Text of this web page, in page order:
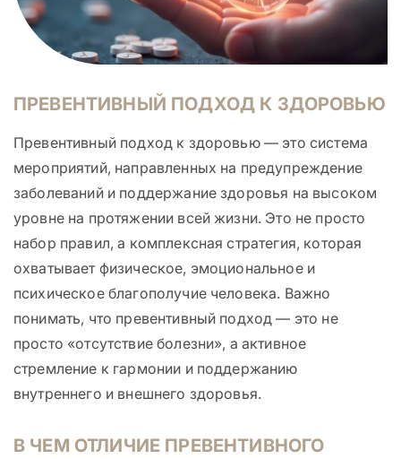
ПРЕВЕНТИВНЫЙ ПОДХОД К ЗДОРОВЬЮ
Превентивный подход к здоровью — это система
мероприятий, направленных на предупреждение
заболеваний и поддержание здоровья на высоком
уровне на протяжении всей жизни. Это не просто
набор правил, а комплексная стратегия, которая
охватывает физическое, эмоциональное и
психическое благополучие человека. Важно
понимать, что превентивный подход — это не
просто «отсутствие болезни», а активное
стремление к гармонии и поддержанию
внутреннего и внешнего здоровья.
В ЧЕМ ОТЛИЧИЕ ПРЕВЕНТИВНОГО